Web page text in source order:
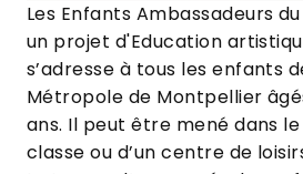
Les Enfants Ambassadeurs
un projet d'Education
s’adresse à tous les enfants
Métropole de Montpellier
ans. Il peut être mené dans le
classe ou d’un centre de